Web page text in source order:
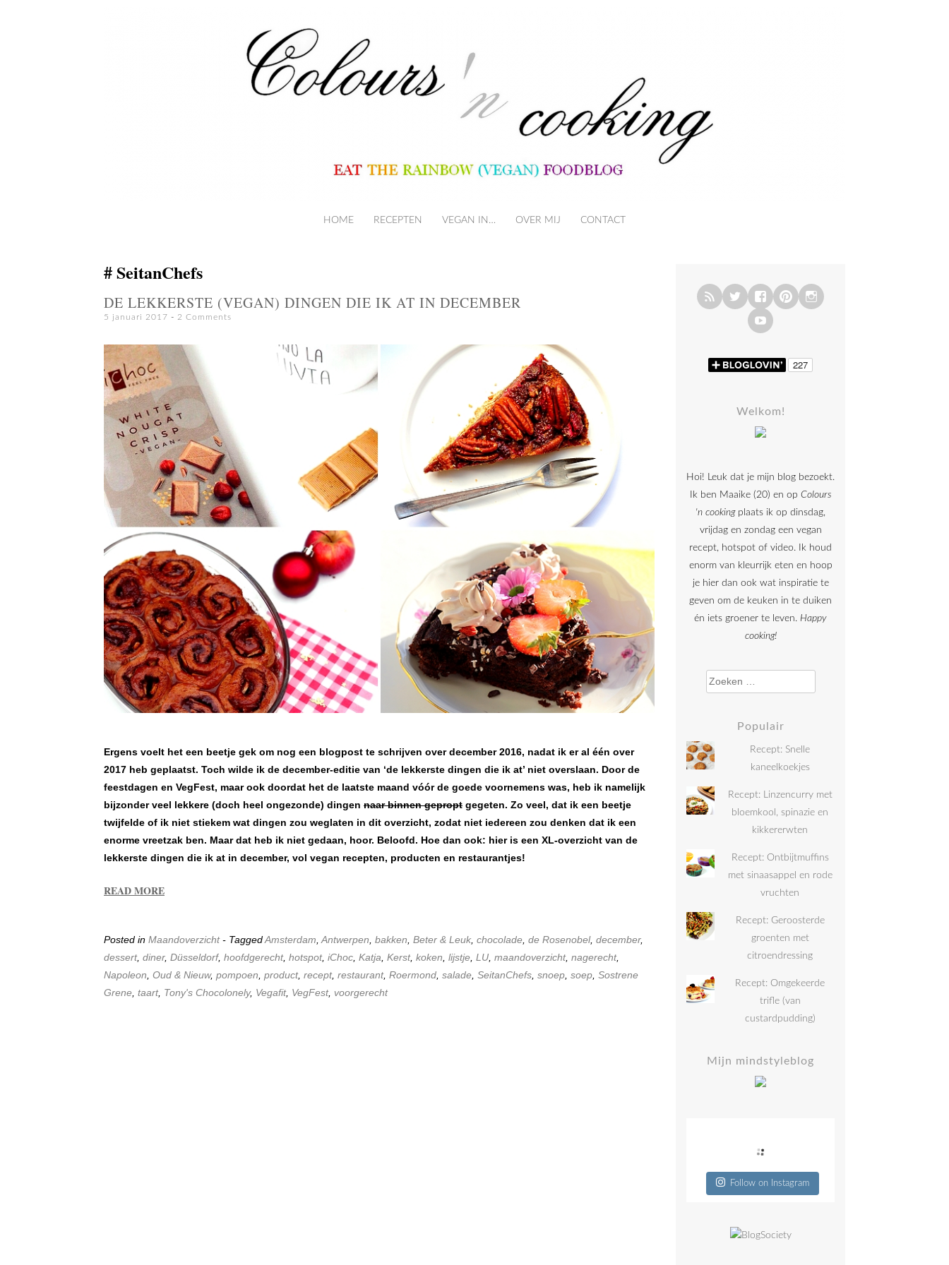
SKIP TO CONTENT
HOME RECEPTEN VEGAN IN… OVER MIJ CONTACT
SeitanChefs
DE LEKKERSTE (VEGAN) DINGEN DIE IK AT IN DECEMBER
5 januari 2017 2 Comments
Ergens voelt het een beetje gek om nog een blogpost te schrijven over december 2016, nadat ik er al één over
2017 heb geplaatst. Toch wilde ik de december-editie van ‘de lekkerste dingen die ik at’ niet overslaan. Door de
feestdagen en VegFest, maar ook doordat het de laatste maand vóór de goede voornemens was, heb ik namelijk
bijzonder veel lekkere (doch heel ongezonde) dingen naar binnen gepropt gegeten. Zo veel, dat ik een beetje
twijfelde of ik niet stiekem wat dingen zou weglaten in dit overzicht, zodat niet iedereen zou denken dat ik een
enorme vreetzak ben. Maar dat heb ik niet gedaan, hoor. Beloofd. Hoe dan ook: hier is een XL-overzicht van de
lekkerste dingen die ik at in december, vol vegan recepten, producten en restaurantjes!
READ MORE
Posted in Maandoverzicht - TaggedAmsterdam Antwerpen bakken Beter & Leuk chocolade de Rosenobel, december,
dessert, diner, Düsseldorf, hoofdgerecht, hotspot, iChoc Katja Kerst, koken lijstje LU maandoverzicht, nagerecht,
Napoleon Oud & Nieuw, pompoen product, recept, restaurant, Roermond salade SeitanChefs snoep soep Sostrene
Grene taart, Tony's Chocolonely, Vegafit, VegFest, voorgerecht
Welkom!
Hoi! Leuk dat je mijn blog bezoekt.
Ik ben Maaike (20) en op Colours
'n cookingplaats ik op dinsdag,
vrijdag en zondag een vegan
recept, hotspot of video. Ik houd
enorm van kleurrijk eten en hoop
je hier dan ook wat inspiratie te
geven om de keuken in te duiken
én iets groener te leven. Happy
cooking!
Zoeken naar:
Populair
Recept: Snelle
kaneelkoekjes
Recept: Linzencurry met
bloemkool, spinazie en
kikkererwten
Recept: Ontbijtmuffins
met sinaasappel en rode
vruchten
Recept: Geroosterde
groenten met
citroendressing
Recept: Omgekeerde
trifle (van
custardpudding)
Mijn mindstyleblog
Follow on Instagram